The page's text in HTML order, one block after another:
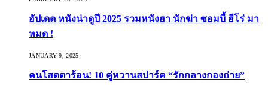
อัปเดต หนังน่าดูปี 2025 รวมหนังฮา นักฆ่า ซอมบี้ ฮีโร่ มา
หมด !
JANUARY 9, 2025
คนโสดตาร้อน! 10 คู่หวานสปาร์ค “รักกลางกองถ่าย”